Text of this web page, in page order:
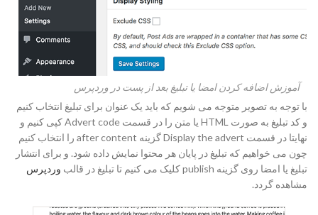
آموزش اضافه کردن امضا یا تبلیغ بعد از پست در وردپرس
با توجه به تصویر متوجه می شویم که باید یک عنوان برای تبلیغ انتخاب کنیم
و کد تبلیغ به صورت HTML یا متن را در قسمت Advert code کپی کنیم و
نهایتا در قسمت Display the advert گزینه after content را انتخاب کنیم
چون می خواهیم که تبلیغ در پایان هر محتوا نمایش داده شود. و برای انتشار
تبلیغ یا امضا روی گزینه publish کلیک می کنیم تا تبلیغ در قالب
وردپرس
مشاهده گردد.